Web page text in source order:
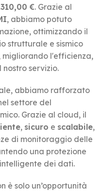
€. Grazie al
, abbiamo potuto
ottimizzando il
strutturale e sismico
migliorando l'efficienza,
servizio.
abbiamo rafforzato
settore del
Grazie al cloud, il
, sicuro e scalabile,
di monitoraggio delle
una protezione
dei dati.
è solo un’opportunità